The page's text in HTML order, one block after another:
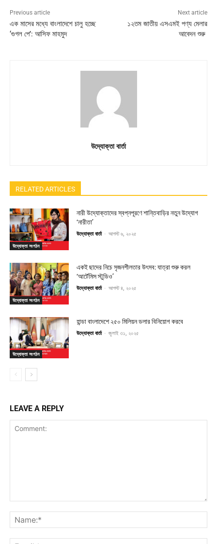
Previous article
এক মাসের মধ্যে বাংলাদেশে চালু হচ্ছে
‘গুগল পে’: আসিফ মাহমুদ
Next article
১২তম জাতীয় এসএমই পণ্য মেলার
আবেদন শুরু
উদ্যোক্তা বার্তা
RELATED ARTICLES
উদ্যোক্তা সংগঠন
নারী উদ্যোক্তাদের স্বপ্নপূরণে শান্তিবাড়ির নতুন উদ্যোগ
‘নারীতা’
উদ্যোক্তা বার্তা - আগস্ট ৬, ২০২৫
উদ্যোক্তা সংগঠন
একই ছাদের নিচে সৃজনশীলতার উৎসব: যাত্রা শুরু করল
‘আর্টেমিস স্টুডিও’
উদ্যোক্তা বার্তা - আগস্ট ৪, ২০২৫
উদ্যোক্তা সংগঠন
হান্ডা বাংলাদেশে ২৫০ মিলিয়ন ডলার বিনিয়োগ করবে
উদ্যোক্তা বার্তা - জুলাই ৩১, ২০২৫
LEAVE A REPLY